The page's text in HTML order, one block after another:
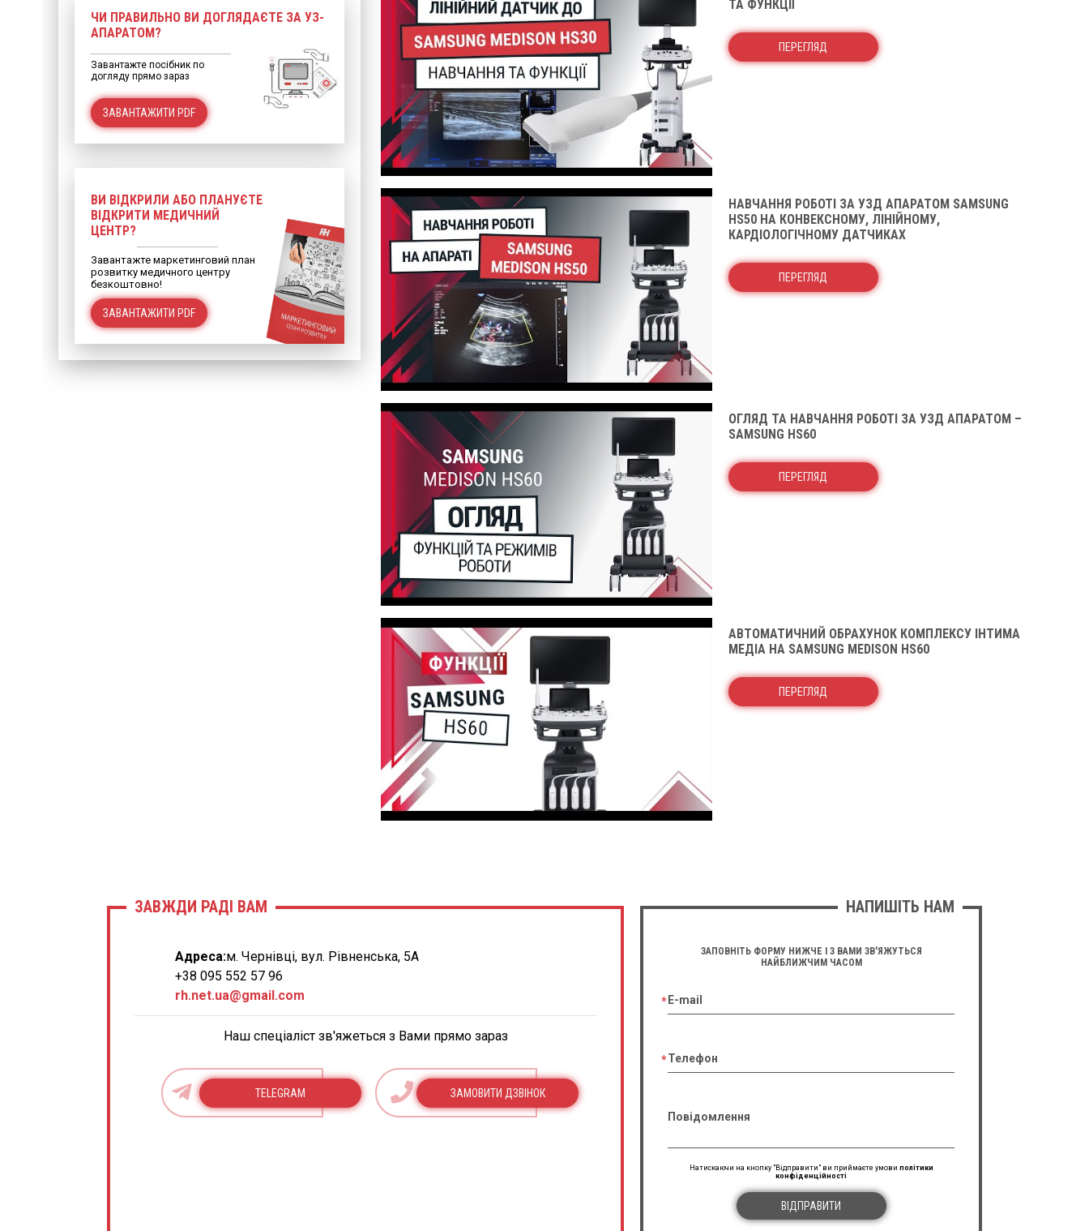
ЧИ ПРАВИЛЬНО ВИ ДОГЛЯДАЄТЕ ЗА УЗ-
АПАРАТОМ?
Завантажте посібник по
догляду прямо зараз
ЗАВАНТАЖИТИ PDF
ВИ ВІДКРИЛИ АБО ПЛАНУЄТЕ
ВІДКРИТИ МЕДИЧНИЙ
ЦЕНТР?
Завантажте маркетинговий план
розвитку медичного центру
безкоштовно!
ЗАВАНТАЖИТИ PDF
ТА ФУНКЦІЇ
ПЕРЕГЛЯД
НАВЧАННЯ РОБОТІ ЗА УЗД АПАРАТОМ SAMSUNG
HS50 НА КОНВЕКСНОМУ, ЛІНІЙНОМУ,
КАРДІОЛОГІЧНОМУ ДАТЧИКАХ
ПЕРЕГЛЯД
ОГЛЯД ТА НАВЧАННЯ РОБОТІ ЗА УЗД АПАРАТОМ –
SAMSUNG HS60
ПЕРЕГЛЯД
АВТОМАТИЧНИЙ ОБРАХУНОК КОМПЛЕКСУ ІНТИМА
МЕДІА НА SAMSUNG MEDISON HS60
ПЕРЕГЛЯД
НАПИШІТЬ НАМ
ЗАПОВНІТЬ ФОРМУ НИЖЧЕ І З ВАМИ ЗВ'ЯЖУТЬСЯ
НАЙБЛИЖЧИМ ЧАСОМ
E-mail
Телефон
Повідомлення
Натискаючи на кнопку "Відправити" ви приймаєте умови політики
конфіденційності
ВІДПРАВИТИ
ЗАВЖДИ РАДІ ВАМ
Адреса:м. Чернівці, вул. Рівненська, 5А
+38 095 552 57 96
rh.net.ua@gmail.com
Наш спеціаліст зв'яжеться з Вами прямо зараз
TELEGRAM ЗАМОВИТИ ДЗВІНОК